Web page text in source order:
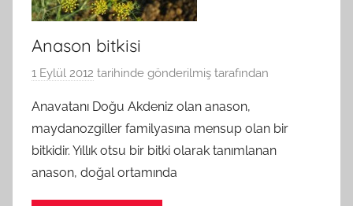
Anason bitkisi
1 Eylül 2012 tarihinde gönderilmiş tarafından
Anavatanı Doğu Akdeniz olan anason,
maydanozgiller familyasına mensup olan bir
bitkidir. Yıllık otsu bir bitki olarak tanımlanan
anason, doğal ortamında